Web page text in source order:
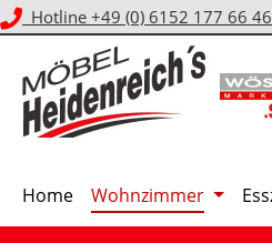
Hauptinhalt springen
Zur Suche springen
Zur Hauptnavigation
Hotline +49 (0) 6152 177 66 46
Home Wohnzimmer